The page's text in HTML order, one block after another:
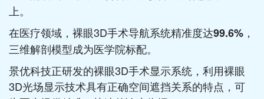
上。
在医疗领域，裸眼3D手术导航系统精准度达99.6% ，
三维解剖模型成为医学院标配。
景优科技正研发的裸眼3D手术显示系统，利用裸眼
3D光场显示技术具有正确空间遮挡关系的特点，可